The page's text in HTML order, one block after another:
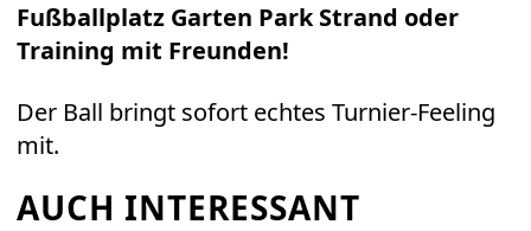
Fußballplatz Garten Park Strand oder
Training mit Freunden!
Der Ball bringt sofort echtes Turnier-Feeling
mit.
AUCH INTERESSANT